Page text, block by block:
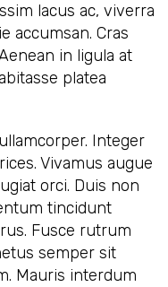
lacus ac, viverra
accumsan. Cras
in ligula at
platea
Integer
Vivamus augue
orci. Duis non
tincidunt
Fusce rutrum
semper sit
Mauris interdum